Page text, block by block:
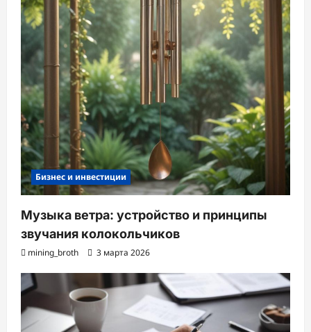
Бизнес и инвестиции
Музыка ветра: устройство и принципы
звучания колокольчиков
mining_broth 3 марта 2026